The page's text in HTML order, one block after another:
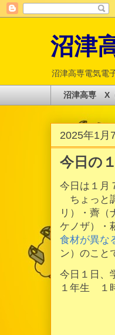
沼津
沼津高専電気電
沼津高専 X
2025年1月
今日の
今日は１月
ちょっと
リ）・薺（
ケノザ）・
食材が異な
ン）のこと
今日１日、
１年生 １